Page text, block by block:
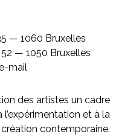
— 1060 Bruxelles
— 1050 Bruxelles
mail
des artistes un cadre
et à la
création contemporaine.